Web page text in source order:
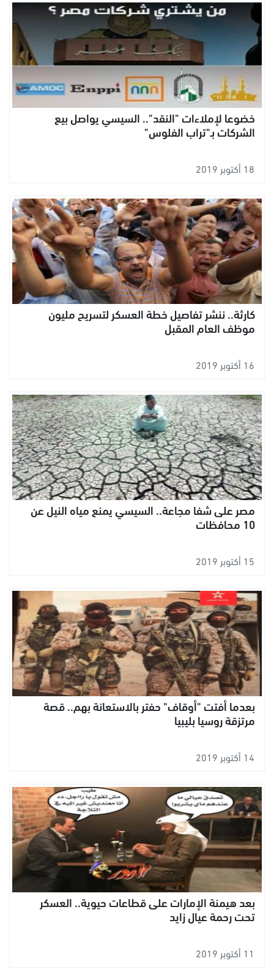
خضوعا لإملاءات "النقد".. السيسي يواصل بيع
الشركات بـ"تراب الفلوس"
18 أكتوبر 2019
كارثة.. ننشر تفاصيل خطة العسكر لتسريح مليون
موظف العام المقبل
16 أكتوبر 2019
مصر على شفا مجاعة.. السيسي يمنع مياه النيل عن
10 محافظات
15 أكتوبر 2019
بعدما أفتت "أوقاف" حفتر بالاستعانة بهم.. قصة
مرتزقة روسيا بليبيا
14 أكتوبر 2019
بعد هيمنة الإمارات على قطاعات حيوية.. العسكر
تحت رحمة عيال زايد
11 أكتوبر 2019